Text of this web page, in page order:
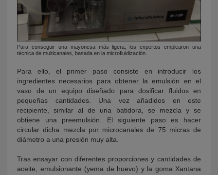
Para conseguir una mayonesa más ligera, los expertos emplearon una
técnica de multicanales, basada en la microfluidización.
Para ello, el primer paso consiste en introducir los
ingredientes necesarios para obtener la emulsión en el
vaso de un equipo diseñado para dosificar fluidos en
pequeñas cantidades. Una vez añadidos en este
recipiente, similar al de una batidora, se mezcla y se
obtiene una preemulsión. El siguiente paso es hacer
circular dicha mezcla por microcanales de 75 micras de
diámetro a una presión muy alta.
Tras ensayar con diferentes proporciones y cantidades de
aceite, emulsionante (yema de huevo) y la goma Xantana